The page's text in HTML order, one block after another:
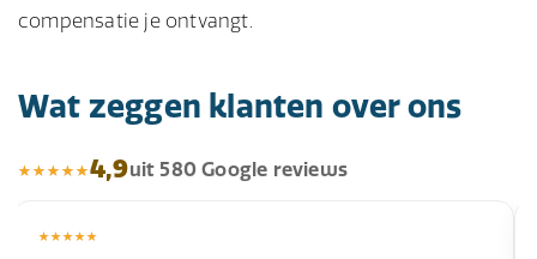
compensatie je ontvangt.
Wat zeggen klanten over ons
4,9uit 580 Google reviews